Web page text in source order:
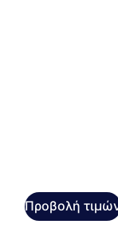
Προβολή